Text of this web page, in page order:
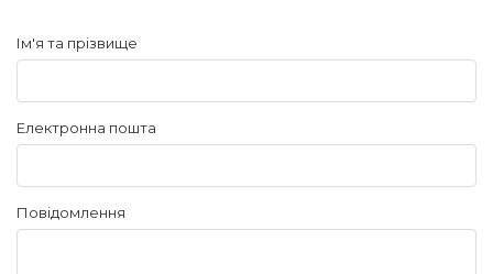
Ім'я та прізвище
Електронна пошта
Повідомлення